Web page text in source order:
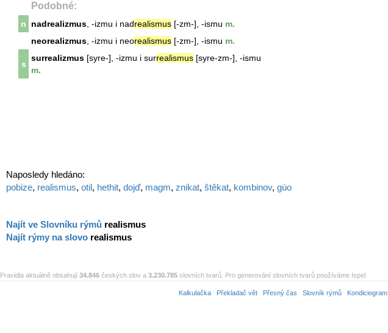
Podobné:
n nadrealizmus , -izmu i nadrealismus [-zm-], -ismu m.
neorealizmus , -izmu i neorealismus [-zm-], -ismu m.
s
surrealizmus [syre-], -izmu i surrealismus [syre-zm-], -ismu
m.
Naposledy hledáno:
pobize, realismus, otil, hethit, dojď, magm, znikat, štěkat, kombinov, gúo
Najít ve Slovníku rýmů realismus
Najít rýmy na slovo realismus
Pravidla aktuálně obsahují 34.846 českých slov a 3.230.785 slovních tvarů. Pro generování slovních tvarů používáme Ispel.
Kalkulačka Překladač vět Přesný čas Slovník rýmů Kondiciogram